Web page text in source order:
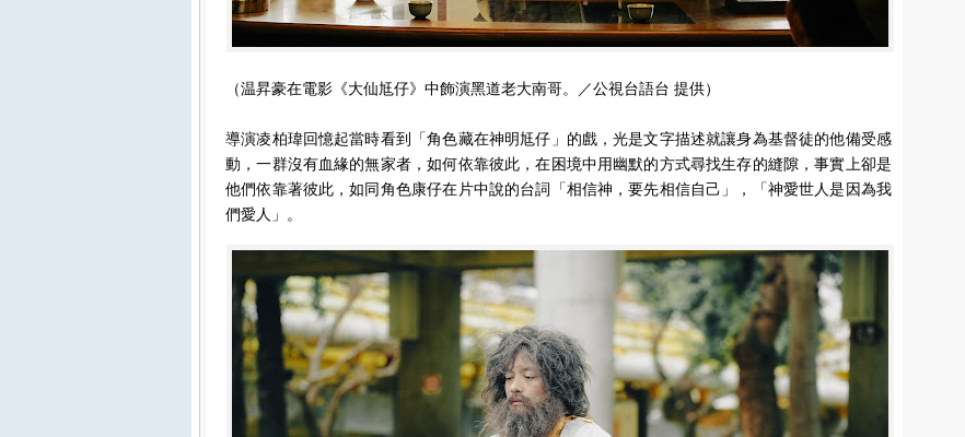
（温昇豪在電影《大仙尪仔》中飾演黑道老大南哥。／公視台語台 提供）
導演凌柏瑋回憶起當時看到「角色藏在神明尪仔」的戲，光是文字描述就讓身為基督徒的他備受感
動，一群沒有血緣的無家者，如何依靠彼此，在困境中用幽默的方式尋找生存的縫隙，事實上卻是
他們依靠著彼此，如同角色康仔在片中說的台詞「相信神，要先相信自己」，「神愛世人是因為我
們愛人」。